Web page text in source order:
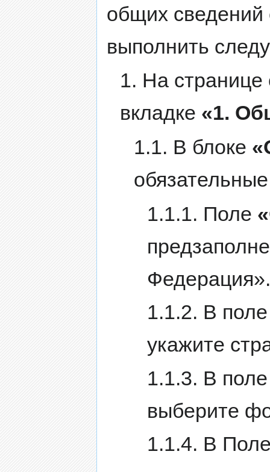
общих сведений
выполнить
1. На странице
вкладке «1.
1.1. В блоке
1.1.1. Поле
1.1.2. В
укажите
1.1.3. В
выберите
1.1.4. В